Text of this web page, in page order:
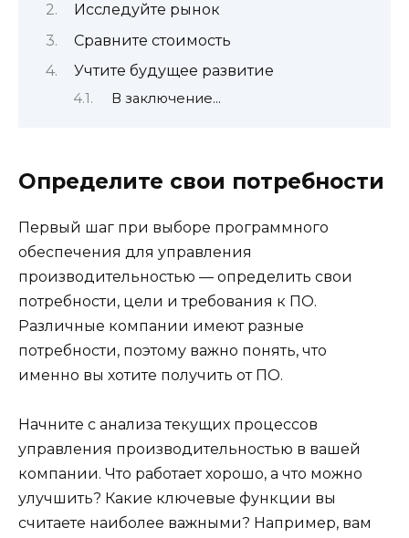
Исследуйте рынок
Сравните стоимость
Учтите будущее развитие
В заключение…
Определите свои потребности
Первый шаг при выборе программного
обеспечения для управления
производительностью — определить свои
потребности, цели и требования к ПО.
Различные компании имеют разные
потребности, поэтому важно понять, что
именно вы хотите получить от ПО.
Начните с анализа текущих процессов
управления производительностью в вашей
компании. Что работает хорошо, а что можно
улучшить? Какие ключевые функции вы
считаете наиболее важными? Например, вам